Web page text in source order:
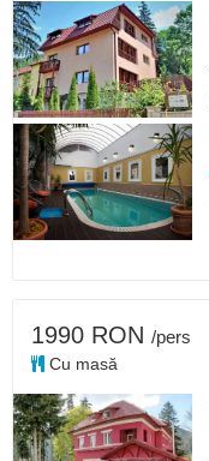
1990 RON /pers
Cu masă